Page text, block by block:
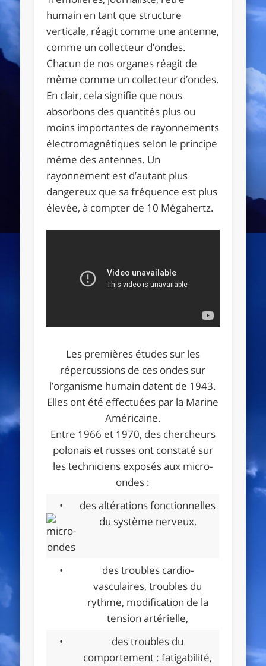
humain en tant que structure
verticale, réagit comme une antenne,
comme un collecteur d’ondes.
Chacun de nos organes réagit de
même comme un collecteur d’ondes.
En clair, cela signifie que nous
absorbons des quantités plus ou
moins importantes de rayonnements
électromagnétiques selon le principe
même des antennes. Un
rayonnement est d’autant plus
dangereux que sa fréquence est plus
élevée, à compter de 10 Mégahertz.
Les premières études sur les
répercussions de ces ondes sur
l’organisme humain datent de 1943.
Elles ont été effectuées par la Marine
Américaine.
Entre 1966 et 1970, des chercheurs
polonais et russes ont constaté sur
les techniciens exposés aux micro-
ondes :
•
des altérations fonctionnelles
du système nerveux,
•
des troubles cardio-
vasculaires, troubles du
rythme, modification de la
tension artérielle,
•
des troubles du
comportement : fatigabilité,